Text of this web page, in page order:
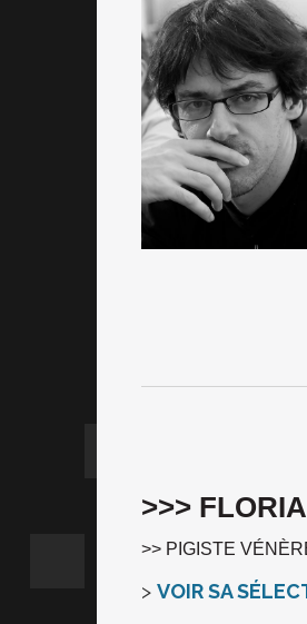
>>>
>> PIGISTE
> VOIR SA